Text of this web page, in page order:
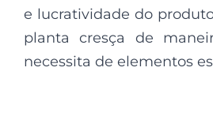
e lucratividade do
planta cresça de
necessita de elementos